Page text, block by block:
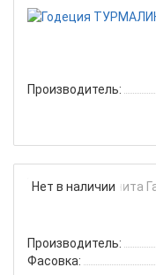
Производитель:
Нет в наличии
Производитель:
Фасовка: